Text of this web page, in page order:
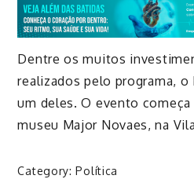
Dentre os muitos
realizados pelo programa,
um deles. O evento começa
museu Major Novaes, na
Category:Política